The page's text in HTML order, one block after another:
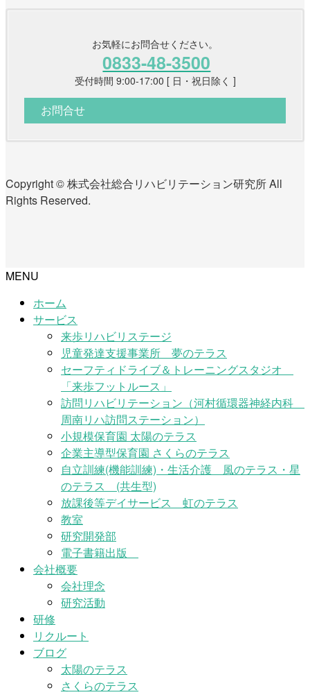
お気軽にお問合せください。
0833-48-3500
受付時間 9:00-17:00 [ 日・祝日除く ]
お問合せ
Copyright © 株式会社総合リハビリテーション研究所 All
Rights Reserved.
MENU
ホーム
サービス
来歩リハビリステージ
児童発達支援事業所 夢のテラス
セーフティドライブ＆トレーニングスタジオ
「来歩フットルース」
訪問リハビリテーション（河村循環器神経内科
周南リハ訪問ステーション）
小規模保育園 太陽のテラス
企業主導型保育園 さくらのテラス
自立訓練(機能訓練)・生活介護 風のテラス・星
のテラス (共生型)
放課後等デイサービス 虹のテラス
教室
研究開発部
電子書籍出版
会社概要
会社理念
研究活動
研修
リクルート
ブログ
太陽のテラス
さくらのテラス